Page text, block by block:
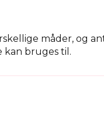
måder, og
kan bruges til.
og gadgets.